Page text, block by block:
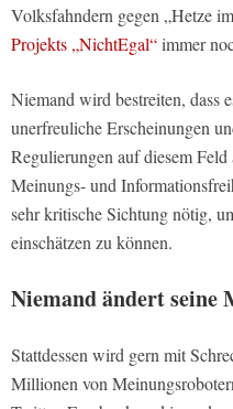
Volksfahndern gegen „Hetze
Projekts „NichtEgal“immer
Niemand wird bestreiten, dass
unerfreuliche Erscheinungen
Regulierungen auf diesem
Meinungs- und
sehr kritische Sichtung nötig,
einschätzen zu können.
Niemand ändert
Stattdessen wird gern mit
Millionen von